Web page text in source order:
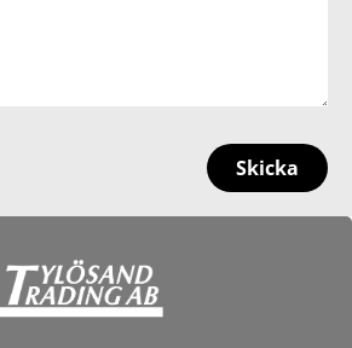
Skicka